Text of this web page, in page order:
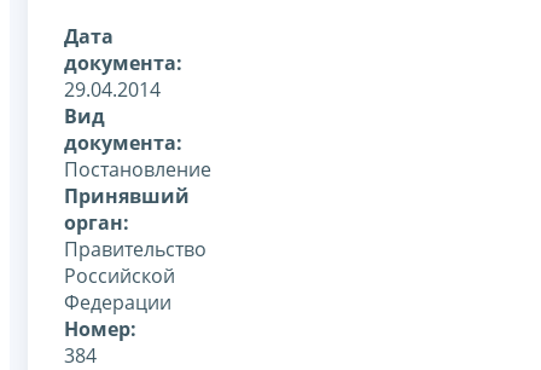
Дата
документа:
29.04.2014
Вид
документа:
Постановление
Принявший
орган:
Правительство
Российской
Федерации
Номер:
384